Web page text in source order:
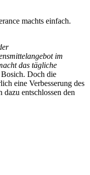
machts einfach.
im
das tägliche
Bosich. Doch die
eine Verbesserung des
entschlossen den